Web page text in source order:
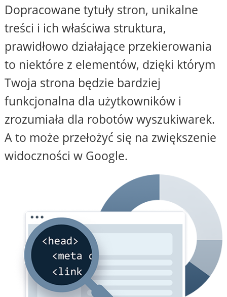
Dopracowane tytuły stron, unikalne
treści i ich właściwa struktura,
prawidłowo działające przekierowania
to niektóre z elementów, dzięki którym
Twoja strona będzie bardziej
funkcjonalna dla użytkowników i
zrozumiała dla robotów wyszukiwarek.
A to może przełożyć się na zwiększenie
widoczności w Google.